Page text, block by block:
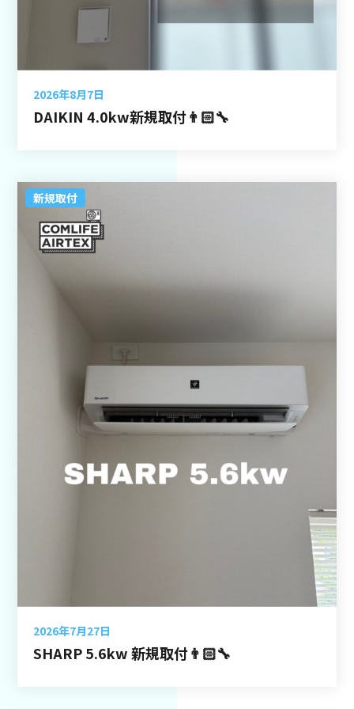
2026年8月7日
DAIKIN 4.0kw新規取付👨🏻‍🔧
2026年7月27日
SHARP 5.6kw 新規取付👨🏻‍🔧
新規取付